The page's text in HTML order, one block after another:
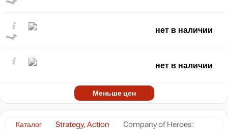
Каталог Strategy, Action
Company of Heroes:
нет в наличии
нет в наличии
Меньше цен